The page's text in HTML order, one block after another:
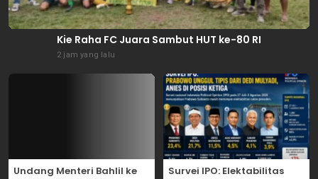
Kie Raha FC Juara Sambut HUT ke-80 RI
2 jam yang lalu
Undang Menteri Bahlil ke
Survei IPO: Elektabilitas